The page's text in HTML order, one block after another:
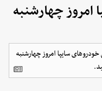
چهارشنبه
سایپا امروز چهارشنبه